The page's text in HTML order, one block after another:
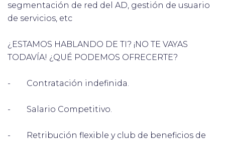
segmentación de red del AD, gestión de usuario
de servicios, etc
¿ESTAMOS HABLANDO DE TI? ¡NO TE VAYAS
TODAVÍA! ¿QUÉ PODEMOS OFRECERTE?
- Contratación indefinida.
- Salario Competitivo.
- Retribución flexible y club de beneficios de